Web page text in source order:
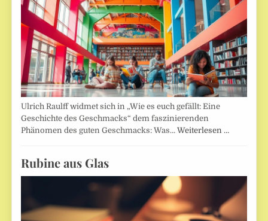
Ulrich Raulff widmet sich in „Wie es euch gefällt: Eine
Geschichte des Geschmacks“ dem faszinierenden
Phänomen des guten Geschmacks: Was…Weiterlesen …
Rubine aus Glas